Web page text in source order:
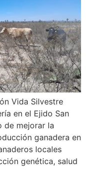
Vida Silvestre
en el Ejido San
de mejorar la
ganadera en
locales
genética, salud